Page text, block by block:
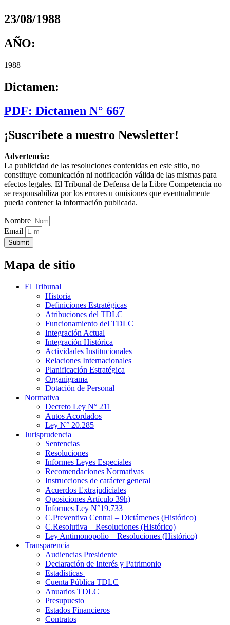
23/08/1988
AÑO:
1988
Dictamen:
PDF: Dictamen N° 667
¡Suscríbete a nuestro Newsletter!
Advertencia:
La publicidad de las resoluciones contenidas en este sitio, no
constituye comunicación ni notificación válida de las mismas para
efectos legales. El Tribunal de Defensa de la Libre Competencia no
se responsabiliza por los errores u omisiones que eventualmente
pueda contener la información publicada.
Nombre
Email
Submit
Mapa de sitio
El Tribunal
Historia
Definiciones Estratégicas
Atribuciones del TDLC
Funcionamiento del TDLC
Integración Actual
Integración Histórica
Actividades Institucionales
Relaciones Internacionales
Planificación Estratégica
Organigrama
Dotación de Personal
Normativa
Decreto Ley N° 211
Autos Acordados
Ley N° 20.285
Jurisprudencia
Sentencias
Resoluciones
Informes Leyes Especiales
Recomendaciones Normativas
Instrucciones de carácter general
Acuerdos Extrajudiciales
Oposiciones Artículo 39h)
Informes Ley N°19.733
C.Preventiva Central – Dictámenes (Histórico)
C.Resolutiva – Resoluciones (Histórico)
Ley Antimonopolio – Resoluciones (Histórico)
Transparencia
Audiencias Presidente
Declaración de Interés y Patrimonio
Estadísticas
Cuenta Pública TDLC
Anuarios TDLC
Presupuesto
Estados Financieros
Contratos